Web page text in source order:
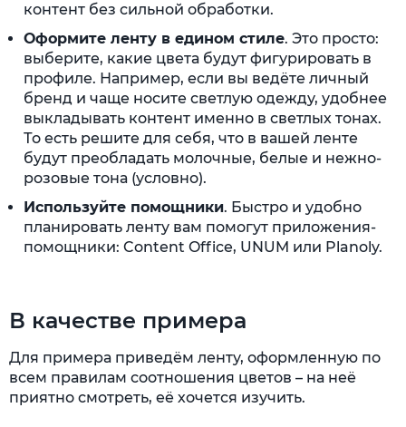
контент без сильной обработки.
Оформите ленту в едином стиле. Это просто:
выберите, какие цвета будут фигурировать в
профиле. Например, если вы ведёте личный
бренд и чаще носите светлую одежду, удобнее
выкладывать контент именно в светлых тонах.
То есть решите для себя, что в вашей ленте
будут преобладать молочные, белые и нежно-
розовые тона (условно).
Используйте помощники. Быстро и удобно
планировать ленту вам помогут приложения-
помощники: Content Office, UNUM или Planoly.
В качестве примера
Для примера приведём ленту, оформленную по
всем правилам соотношения цветов – на неё
приятно смотреть, её хочется изучить.